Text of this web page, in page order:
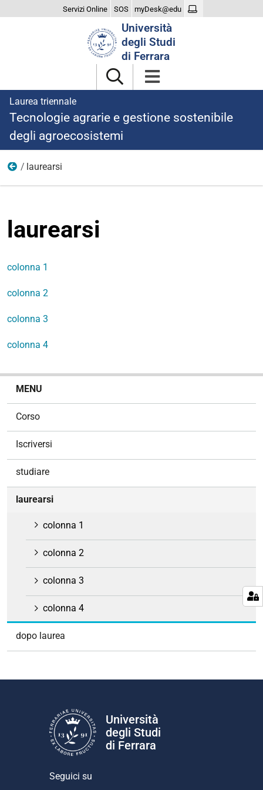
Servizi Online SOS myDesk@edu
Università
degli Studi
di Ferrara
Laurea triennale
Tecnologie agrarie e gestione sostenibile
degli agroecosistemi
menu
laurearsi
laurearsi
colonna 1
colonna 2
colonna 3
colonna 4
MENU
Corso
Iscriversi
studiare
laurearsi
colonna 1
colonna 2
colonna 3
colonna 4
dopo laurea
Università
degli Studi
di Ferrara
Seguici su